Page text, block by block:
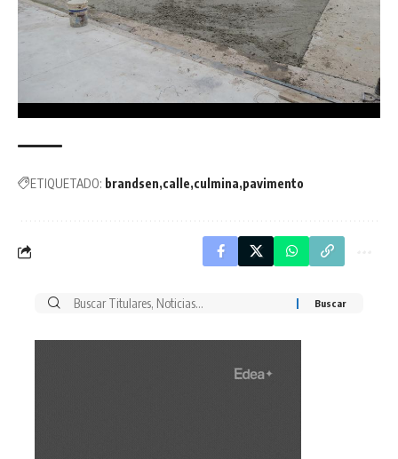
ETIQUETADO: brandsen calle culmina pavimento
Buscar